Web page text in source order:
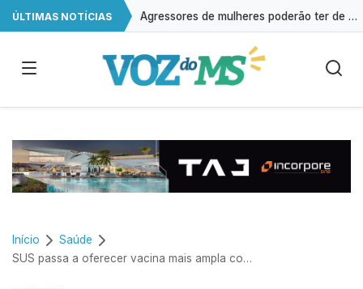
ÚLTIMAS NOTÍCIAS Agressores de mulheres poderão ter de usar tornozeleira rosa em Mato Grosso do Sul
Início
Saúde
SUS passa a oferecer vacina mais ampla contra doença pneumocócica